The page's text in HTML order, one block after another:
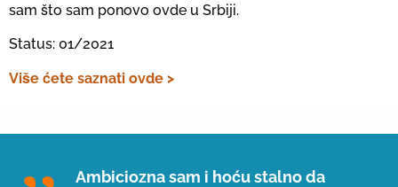
sam što sam ponovo ovde u Srbiji.
Status: 01/2021
Više ćete saznati ovde >
Ambiciozna sam i hoću stalno da